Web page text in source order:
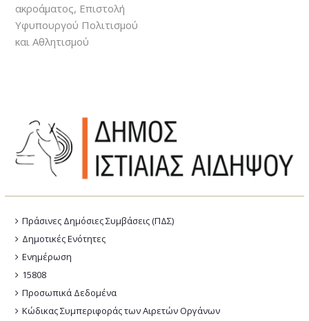
ακροάματος, Επιστολή
Υφυπουργού Πολιτισμού
και Αθλητισμού
Πράσινες Δημόσιες Συμβάσεις (ΠΔΣ)
Δημοτικές Ενότητες
Ενημέρωση
15808
Προσωπικά Δεδομένα
Κώδικας Συμπεριφοράς των Αιρετών Οργάνων